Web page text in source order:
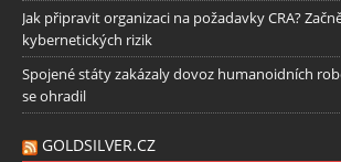
Jak připravit organizaci na požadavky CRA?
kybernetických rizik
Spojené státy zakázaly dovoz humanoidních
se ohradil
GOLDSILVER.CZ